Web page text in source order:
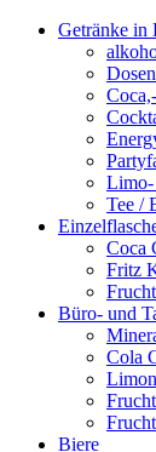
Getränke in
Limo-
Tee /
Coca
Fritz
Büro- und
Cola
Biere